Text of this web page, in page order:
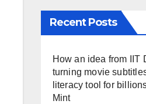
Recent Posts
How an idea from IIT
turning movie
literacy tool for
Mint